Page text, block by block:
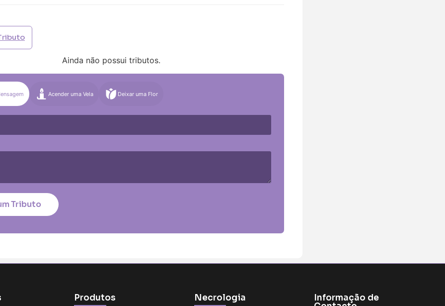
Ainda não possui tributos.
Acender uma Vela Deixar uma Flor
Tributo
Produtos Necrologia
Informação de
Média (€100)
Média (€100)
Média (€100)
(€85) Média (€100)
Grande (€115)
*